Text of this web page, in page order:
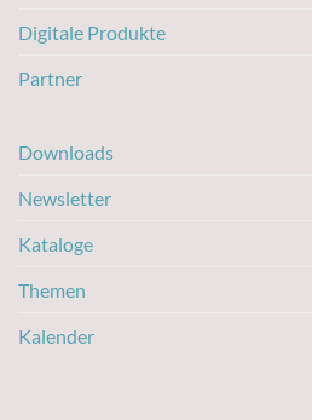
Digitale Produkte
Partner
Downloads
Newsletter
Kataloge
Themen
Kalender